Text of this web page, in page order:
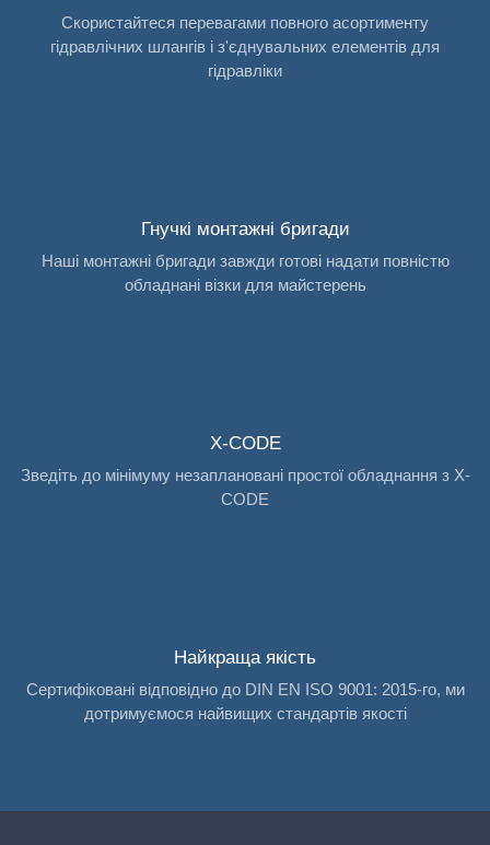
Скористайтеся перевагами повного асортименту
гідравлічних шлангів і з'єднувальних елементів для
гідравліки
Гнучкі монтажні бригади
Наші монтажні бригади завжди готові надати повністю
обладнані візки для майстерень
X-CODE
Зведіть до мінімуму незаплановані простої обладнання з X-
CODE
Найкраща якість
Сертифіковані відповідно до DIN EN ISO 9001: 2015-го, ми
дотримуємося найвищих стандартів якості